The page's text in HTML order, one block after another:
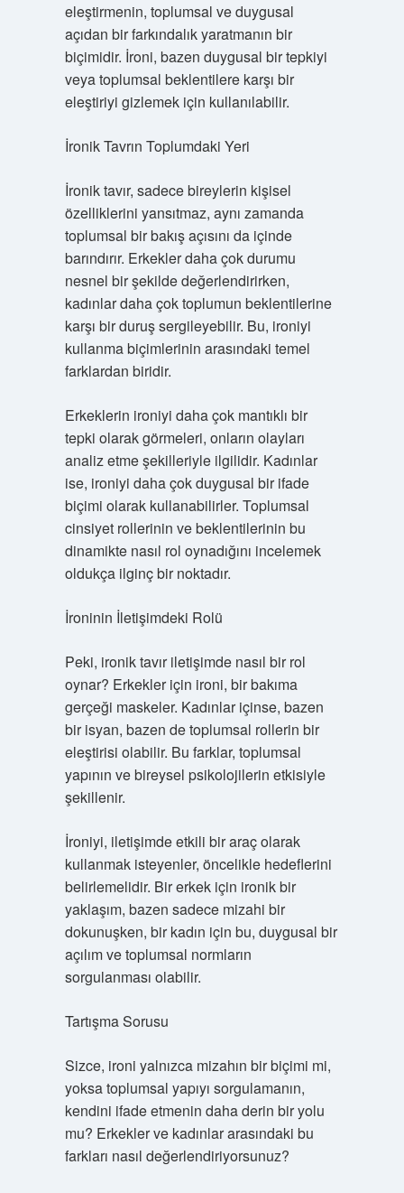
eleştirmenin, toplumsal ve duygusal
açıdan bir farkındalık yaratmanın bir
biçimidir. İroni, bazen duygusal bir tepkiyi
veya toplumsal beklentilere karşı bir
eleştiriyi gizlemek için kullanılabilir.
İronik Tavrın Toplumdaki Yeri
İronik tavır, sadece bireylerin kişisel
özelliklerini yansıtmaz, aynı zamanda
toplumsal bir bakış açısını da içinde
barındırır. Erkekler daha çok durumu
nesnel bir şekilde değerlendirirken,
kadınlar daha çok toplumun beklentilerine
karşı bir duruş sergileyebilir. Bu, ironiyi
kullanma biçimlerinin arasındaki temel
farklardan biridir.
Erkeklerin ironiyi daha çok mantıklı bir
tepki olarak görmeleri, onların olayları
analiz etme şekilleriyle ilgilidir. Kadınlar
ise, ironiyi daha çok duygusal bir ifade
biçimi olarak kullanabilirler. Toplumsal
cinsiyet rollerinin ve beklentilerinin bu
dinamikte nasıl rol oynadığını incelemek
oldukça ilginç bir noktadır.
İroninin İletişimdeki Rolü
Peki, ironik tavır iletişimde nasıl bir rol
oynar? Erkekler için ironi, bir bakıma
gerçeği maskeler. Kadınlar içinse, bazen
bir isyan, bazen de toplumsal rollerin bir
eleştirisi olabilir. Bu farklar, toplumsal
yapının ve bireysel psikolojilerin etkisiyle
şekillenir.
İroniyi, iletişimde etkili bir araç olarak
kullanmak isteyenler, öncelikle hedeflerini
belirlemelidir. Bir erkek için ironik bir
yaklaşım, bazen sadece mizahi bir
dokunuşken, bir kadın için bu, duygusal bir
açılım ve toplumsal normların
sorgulanması olabilir.
Tartışma Sorusu
Sizce, ironi yalnızca mizahın bir biçimi mi,
yoksa toplumsal yapıyı sorgulamanın,
kendini ifade etmenin daha derin bir yolu
mu? Erkekler ve kadınlar arasındaki bu
farkları nasıl değerlendiriyorsunuz?